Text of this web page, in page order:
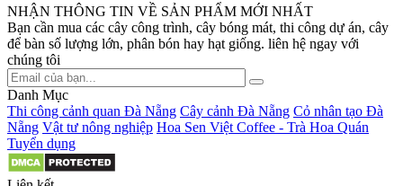
NHẬN THÔNG TIN VỀ SẢN PHẨM MỚI NHẤT
Bạn cần mua các cây công trình, cây bóng mát, thi công dự án, cây
để bàn số lượng lớn, phân bón hay hạt giống. liên hệ ngay với
chúng tôi
Danh Mục
Thi công cảnh quan Đà Nẵng Cây cảnh Đà Nẵng Cỏ nhân tạo Đà
Nẵng Vật tư nông nghiệp Hoa Sen Việt Coffee - Trà Hoa Quán
Tuyển dụng